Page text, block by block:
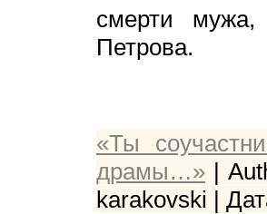
смерти мужа,
Петрова.
«Ты
драмы…» |
karakovski |